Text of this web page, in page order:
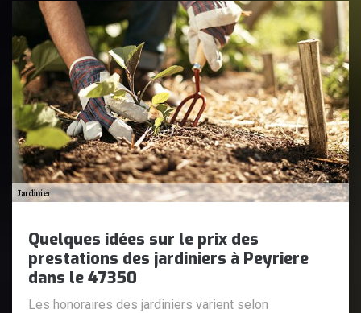
Quelques idées sur le prix des
prestations des jardiniers à Peyriere
dans le 47350
Les honoraires des jardiniers varient selon